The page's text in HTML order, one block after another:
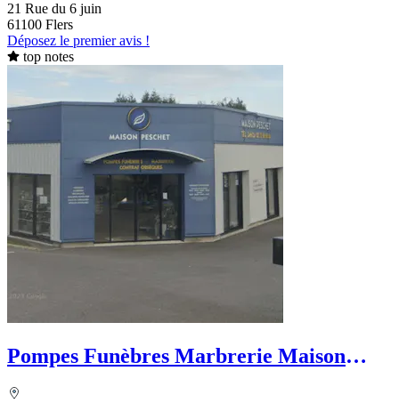
21 Rue du 6 juin
61100 Flers
Déposez le premier avis !
top notes
Pompes Funèbres Marbrerie Maison